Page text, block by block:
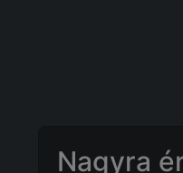
Nagyra